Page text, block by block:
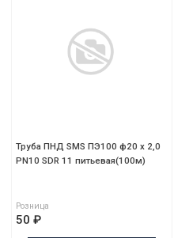
Труба ПНД SMS ПЭ100 ф20 х 2,0
PN10 SDR 11 питьевая(100м)
Розница
50 ₽